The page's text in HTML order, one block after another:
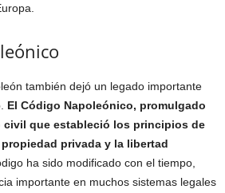
también dejó un legado importante
El Código Napoleónico, promulgado
civil que estableció los principios de
propiedad privada y la libertad
ha sido modificado con el tiempo,
importante en muchos sistemas legales